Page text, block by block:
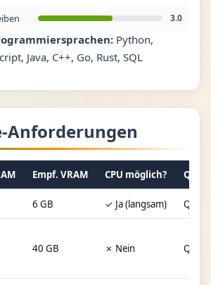
3.0
Python,
Java, C++, Go, Rust, SQL
Anforderungen
Empf. VRAM CPU möglich?
6 GB ✓ Ja (langsam)
40 GB ✗ Nein